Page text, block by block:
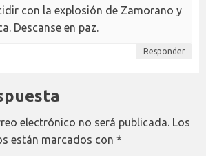
con la explosión de Zamorano y
Descanse en paz.
Responder
electrónico no será publicada. Los
están marcados con *